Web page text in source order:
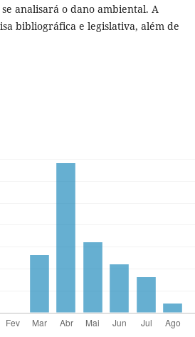
analisará o dano ambiental. A
bibliográfica e legislativa, além de